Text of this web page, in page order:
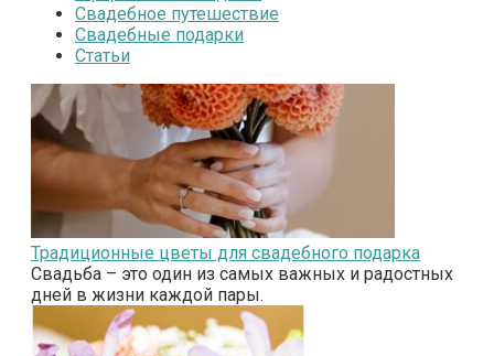
Свадебное путешествие
Свадебные подарки
Статьи
Традиционные цветы для свадебного подарка
Свадьба – это один из самых важных и радостных
дней в жизни каждой пары.